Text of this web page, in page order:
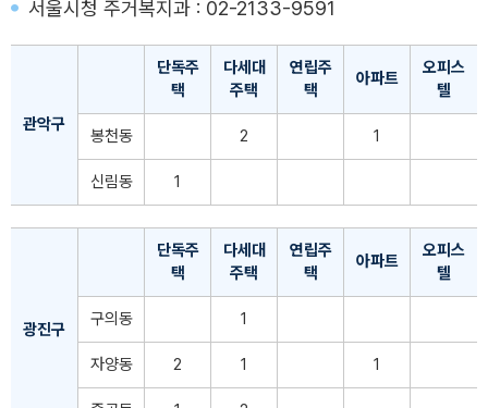
서울시청 주거복지과 : 02-2133-9591
관악구
단독주
택
다세대
주택
연립주
택
아파트
오피스
텔
봉천동 2 1
신림동 1
광진구
단독주
택
다세대
주택
연립주
택
아파트
오피스
텔
구의동 1
자양동 2 1 1